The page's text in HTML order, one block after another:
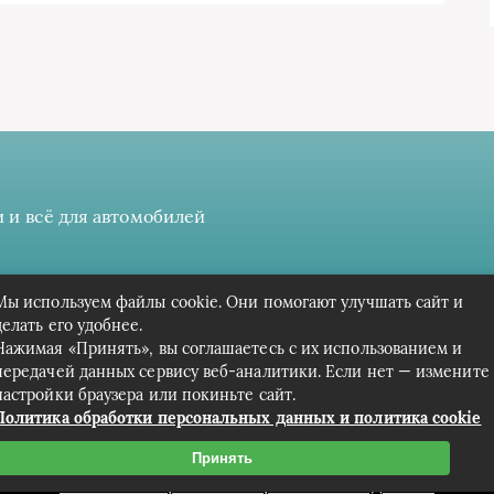
всё для автомобилей
разрешение на сбор, анализ и хранение своих
Вся информация предоставлена в ознакомительных целях.
Связаться с редакцией сайта: cpark-avto.ru@mailwebsite.ru
используем файлы cookie. Они помогают улучшать сайт и
его удобнее.
«Принять», вы соглашаетесь с их использованием и
данных сервису веб-аналитики. Если нет — измените
браузера или покиньте сайт.
обработки персональных данных и политика cookie
Принять